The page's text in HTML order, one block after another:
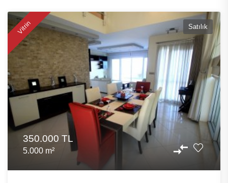
Vitrin Satılık
350.000 TL
5.000 m²